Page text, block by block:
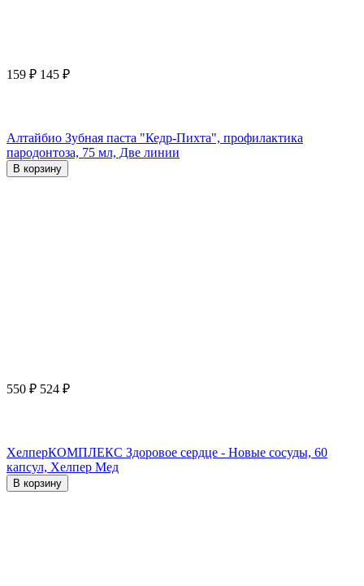
159 ₽ 145 ₽
Алтайбио Зубная паста "Кедр-Пихта", профилактика
пародонтоза, 75 мл, Две линии
В корзину
550 ₽ 524 ₽
ХелперКОМПЛЕКС Здоровое сердце - Новые сосуды, 60
капсул, Хелпер Мед
В корзину